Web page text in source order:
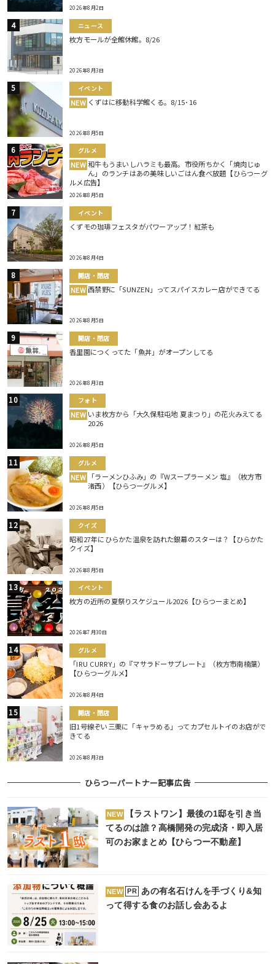
2026年8月2日
ニュース
枚方モールが全館休館。8/26
2026年8月3日
イベント
NEW くずはに移動科学館くる。8/15･16
2026年8月5日
グルメ
NEW 和牛もうまいしハラミも最高。市役所ちかく「焼肉じゅ
ん」のランチはあの美味しいごはん食べ放題【ひらつーグ
ルメ広告】
2026年8月5日
イベント
くずモの珈琲フェスタがパワーアップ！紅茶も
2026年8月4日
開店・閉店
NEW 西禁野に「SUNZEN」ってスパイスカレー店ができてる
2026年8月5日
開店・閉店
香里園につくってた「魚丼」がオープンしてる
2026年8月3日
フォト
NEW いま枚方から「大久保駐屯地 夏まつり」の花火みえてる
2026
2026年8月5日
グルメ
NEW
「ラーメンひふみ」の『Wスープラーメン 塩』（枚方市
渚西）【ひらつーグルメ】
2026年8月5日
クイズ
昭和27年にひらかた温泉を訪れた銀幕のスターは？【ひらかた
クイズ】
2026年8月5日
イベント
枚方の近所の夏祭りスケジュール2026【ひらつーまとめ】
2026年7月30日
グルメ
「IRU CURRY」の『マサラドーサプレート』（枚方市南楠葉）
【ひらつーグルメ】
2026年8月4日
開店・閉店
旧1号線ぞい三栗に「キャラめる」ってカプセルトイのお店がで
きてる
2026年8月3日
ひらつーパートナー記事広告
NEW
【ラストワン】最後の1邸を引き当
てるのは誰？高橋開発の完成済・即入居
可のお家まとめ【ひらつー不動産】
NEW PR
あの有名石けんを手づくり&知
って得する食のお話し会あるよ